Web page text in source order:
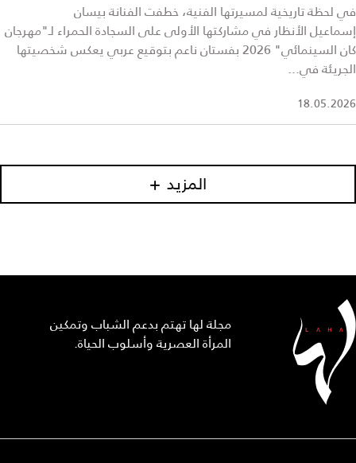
في لحظة تاريخية لمسيرتها الفنية، خطفت الفنانة بيسان
إسماعيل الأنظار في مشاركتها الأولى على السجادة الحمراء لـ"مهرجان
كان السينمائي" 2026 بفستان ناعم بتوقيع عربي يعكس شخصيتها
الجريئة في...
18.05.2026
المزيد
مجلة لها تهتم بدعم الشباب وتمكين
المرأة العصرية وأسلوب الحياة.